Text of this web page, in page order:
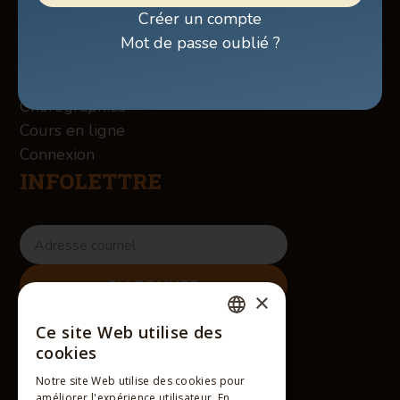
Créer un compte
Mot de passe oublié ?
Boutique
À propos des Winslow
Chorégraphies
Cours en ligne
Connexion
INFOLETTRE
RÉSEAUX SOCIAUX
×
Ce site Web utilise des
cookies
Notre site Web utilise des cookies pour